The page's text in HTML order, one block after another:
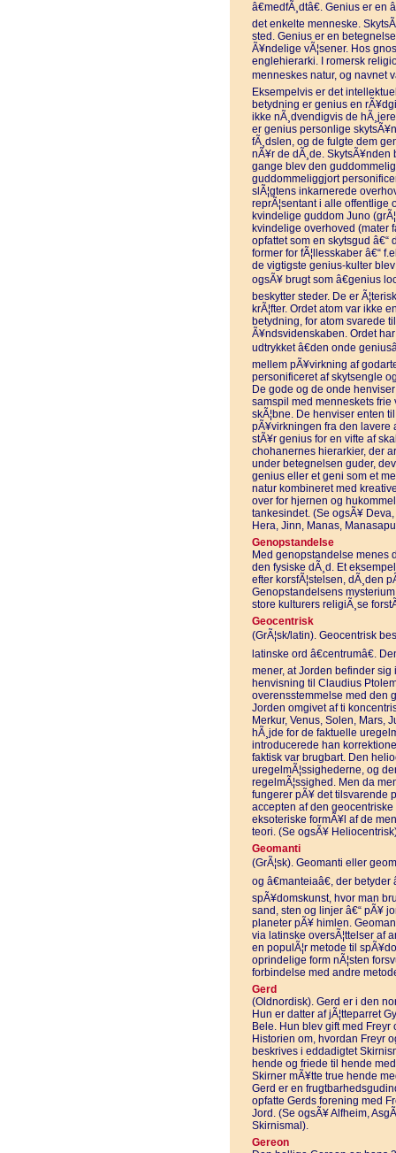
â€medfÃ¸dtâ€. Genius er
det enkelte menneske.
sted. Genius er en
Ã¥ndelige vÃ¦sener. Hos
englehierarki. I romersk
menneskes natur, og navnet
Eksempelvis er det
betydning er genius en
ikke nÃ¸dvendigvis de
er genius personlige
fÃ¸dslen, og de fulgte dem
nÃ¥r de dÃ¸de. SkytsÃ¥nden
gange blev den
guddommeliggjort
slÃ¦gtens inkarnerede
reprÃ¦sentant i alle offentlige
kvindelige guddom Juno
kvindelige overhoved (mater
opfattet som en skytsgud
former for fÃ¦llesskaber â€“
de vigtigste genius-kulter
ogsÃ¥ brugt som â€genius
beskytter steder. De er
krÃ¦fter. Ordet atom var ikke
betydning, for atom svarede
Ã¥ndsvidenskaben. Ordet
udtrykket â€den onde
mellem pÃ¥virkning af
personificeret af skytsengle
De gode og de onde
samspil med menneskets frie
skÃ¦bne. De henviser enten
pÃ¥virkningen fra den lavere
stÃ¥r genius for en vifte af
chohanernes hierarkier, der
under betegnelsen guder,
genius eller et geni som et
natur kombineret med
over for hjernen og
tankesindet. (Se ogsÃ¥
Hera, Jinn, Manas,
Genopstandelse
Med genopstandelse menes
den fysiske dÃ¸d. Et
efter korsfÃ¦stelsen, dÃ¸den
Genopstandelsens
store kulturers religiÃ¸se
Geocentrisk
(GrÃ¦sk/latin). Geocentrisk
latinske ord â€centrumâ€.
mener, at Jorden befinder
henvisning til Claudius
overensstemmelse med den
Jorden omgivet af ti
Merkur, Venus, Solen, Mars,
hÃ¸jde for de faktuelle
introducerede han
faktisk var brugbart. Den
uregelmÃ¦ssighederne, og
regelmÃ¦ssighed. Men da
fungerer pÃ¥ det tilsvarende
accepten af den
eksoteriske formÃ¥l af de
teori. (Se ogsÃ¥
Geomanti
(GrÃ¦sk). Geomanti eller
og â€manteiaâ€, der
spÃ¥domskunst, hvor man
sand, sten og linjer â€“ pÃ¥
planeter pÃ¥ himlen.
via latinske oversÃ¦ttelser af
en populÃ¦r metode til
oprindelige form nÃ¦sten
forbindelse med andre
Gerd
(Oldnordisk). Gerd er i den
Hun er datter af jÃ¦tteparret
Bele. Hun blev gift med
Historien om, hvordan Freyr
beskrives i eddadigtet
hende og friede til hende
Skirner mÃ¥tte true hende
Gerd er en
opfatte Gerds forening med
Jord. (Se ogsÃ¥ Alfheim,
Skirnismal).
Gereon